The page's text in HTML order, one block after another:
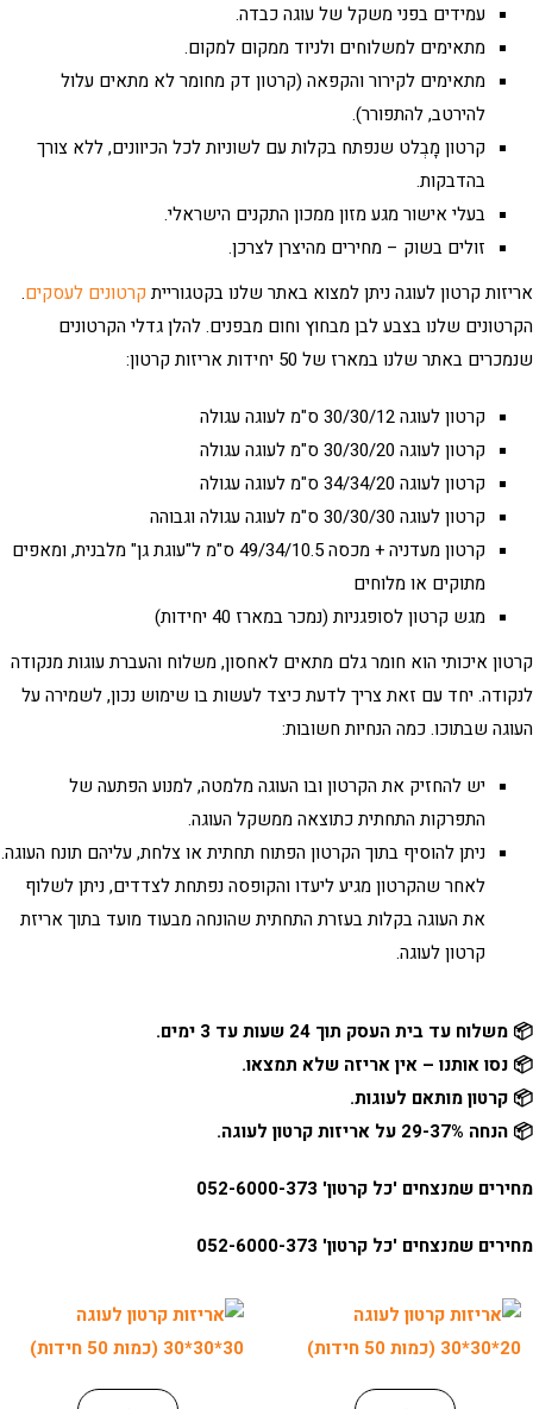
עמידים בפני משקל של עוגה כבדה.
מתאימים למשלוחים ולניוד ממקום למקום.
מתאימים לקירור והקפאה (קרטון דק מחומר לא מתאים עלול
להירטב, להתפורר).
קרטון מָבְלט שנפתח בקלות עם לשוניות לכל הכיוונים, ללא צורך
בהדבקות.
בעלי אישור מגע מזון ממכון התקנים הישראלי.
זולים בשוק – מחירים מהיצרן לצרכן.
קרטון לעוגהניתן למצוא באתר שלנו בקטגורייתקרטונים לעסקים.
שלנו בצבע לבן מבחוץ וחום מבפנים. להלן גדלי הקרטונים
באתר שלנו במארז של 50 יחידות אריזות קרטון:
קרטון לעוגה 30/30/12 ס"מ לעוגה עגולה
קרטון לעוגה 30/30/20 ס"מ לעוגה עגולה
קרטון לעוגה 34/34/20 ס"מ לעוגה עגולה
קרטון לעוגה 30/30/30 ס"מ לעוגה עגולה וגבוהה
קרטון מעדניה + מכסה 49/34/10.5 ס"מ ל"עוגת גן" מלבנית, ומאפים
מתוקים או מלוחים
מגש קרטון לסופגניות (נמכר במארז 40 יחידות)
איכותי הוא חומר גלם מתאים לאחסון, משלוח והעברת עוגות מנקודה
יחד עם זאת צריך לדעת כיצד לעשות בו שימוש נכון, לשמירה על
שבתוכו. כמה הנחיות חשובות:
יש להחזיק את הקרטון ובו העוגה מלמטה, למנוע הפתעה של
התפרקות התחתית כתוצאה ממשקל העוגה.
ניתן להוסיף בתוך הקרטון הפתוח תחתית או צלחת, עליהם תונח העוגה.
לאחר שהקרטון מגיע ליעדו והקופסה נפתחת לצדדים, ניתן לשלוף
את העוגה בקלות בעזרת התחתית שהונחה מבעוד מועד בתוךאריזת
קרטון לעוגה.
עד בית העסק תוך 24 שעות עד 3 ימים.
אותנו – אין אריזה שלא תמצאו.
מותאם לעוגות.
על אריזות קרטון לעוגה.
שמנצחים 'כל קרטון' 052-6000-373
שמנצחים 'כל קרטון' 052-6000-373